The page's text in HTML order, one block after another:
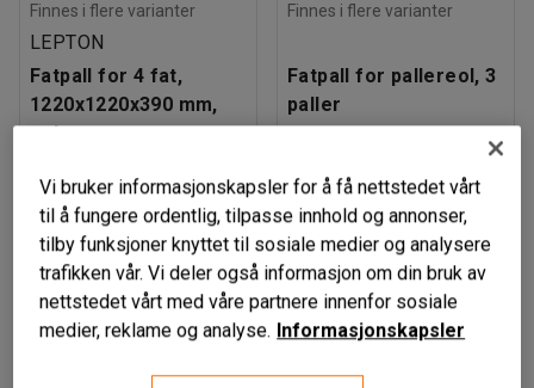
Finnes i flere varianter
LEPTON
Fatpall for 4 fat,
1220x1220x390 mm,
gul
3 755,-
eks. MVA
LEGG TIL
Finnes i flere varianter
Fatpall for pallereol, 3
paller
9 895,-
eks. MVA
LEGG TIL
Vi bruker informasjonskapsler for å få nettstedet vårt
til å fungere ordentlig, tilpasse innhold og annonser,
tilby funksjoner knyttet til sosiale medier og analysere
trafikken vår. Vi deler også informasjon om din bruk av
nettstedet vårt med våre partnere innenfor sosiale
medier, reklame og analyse. Informasjonskapsler